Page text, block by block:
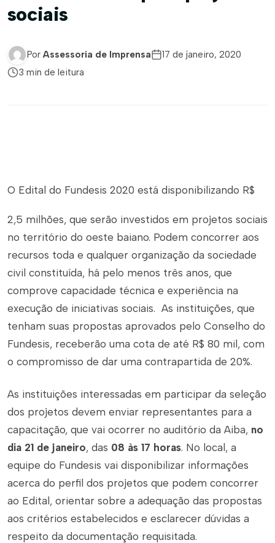
sociais
Por Assessoria de Imprensa
17 de janeiro, 2020
3 min de leitura
O Edital do Fundesis 2020 está disponibilizando R$
2,5 milhões, que serão investidos em projetos sociais
no território do oeste baiano. Podem concorrer aos
recursos toda e qualquer organização da sociedade
civil constituída, há pelo menos três anos, que
comprove capacidade técnica e experiência na
execução de iniciativas sociais. As instituições, que
tenham suas propostas aprovados pelo Conselho do
Fundesis, receberão uma cota de até R$ 80 mil, com
o compromisso de dar uma contrapartida de 20%.
As instituições interessadas em participar da seleção
dos projetos devem enviar representantes para a
capacitação, que vai ocorrer no auditório da Aiba, no
dia 21 de janeiro, das 08 às 17 horas. No local, a
equipe do Fundesis vai disponibilizar informações
acerca do perfil dos projetos que podem concorrer
ao Edital, orientar sobre a adequação das propostas
aos critérios estabelecidos e esclarecer dúvidas a
respeito da documentação requisitada.